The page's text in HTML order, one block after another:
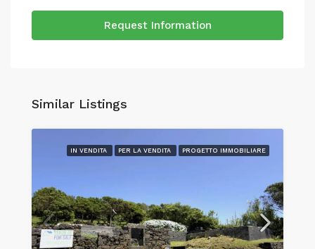
Request Information
Similar Listings
IN VENDITA PER LA VENDITA PROGETTO IMMOBILIARE